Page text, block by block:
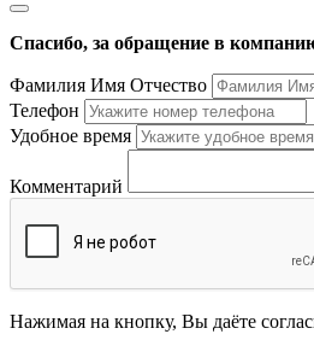
Спасибо, за обращение в
Фамилия Имя Отчество
Телефон
Удобное время
Комментарий
Нажимая на кнопку, Вы даёте